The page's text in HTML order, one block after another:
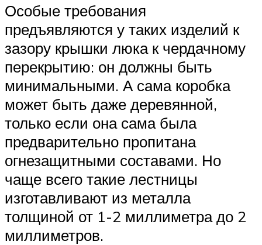
Особые требования
предъявляются у таких изделий к
зазору крышки люка к чердачному
перекрытию: он должны быть
минимальными. А сама коробка
может быть даже деревянной,
только если она сама была
предварительно пропитана
огнезащитными составами. Но
чаще всего такие лестницы
изготавливают из металла
толщиной от 1-2 миллиметра до 2
миллиметров.